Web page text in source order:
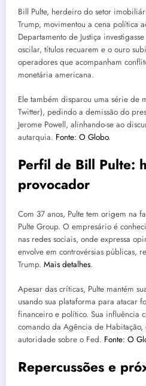
Bill Pulte, herdeiro do setor
Trump, movimentou a cena política
Departamento de Justiça
oscilar, títulos recuarem e o ouro
operadores que acompanham
monetária americana.
Ele também disparou uma série de
Twitter), pedindo a demissão do
Jerome Powell, alinhando-se ao
autarquia. Fonte: O Globo.
Perfil de Bill Pulte:
provocador
Com 37 anos, Pulte tem origem na
Pulte Group. O empresário é
nas redes sociais, onde expressa
envolve em controvérsias públicas,
Trump. Mais detalhes.
Apesar das críticas, Pulte mantém
usando sua plataforma para atacar
financeiro e político. Sua influência
comando da Agência de Habitação,
autoridade sobre o Fed. Fonte: O
Repercussões e